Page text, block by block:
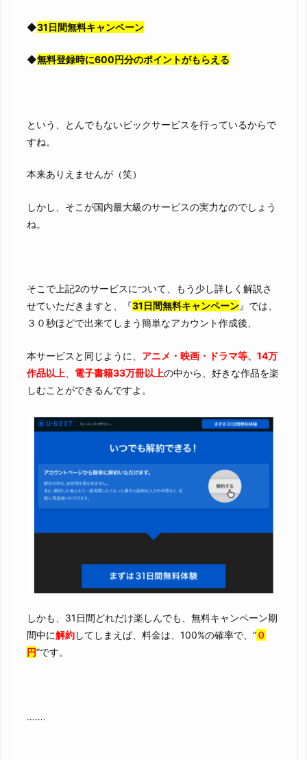
◆31日間無料キャンペーン
◆無料登録時に600円分のポイントがもらえる
という、とんでもないビックサービスを行っているからで
すね。
本来ありえませんが（笑）
しかし、そこが国内最大級のサービスの実力なのでしょう
ね。
そこで上記2のサービスについて、もう少し詳しく解説さ
せていただきますと、『31日間無料キャンペーン』では、
３０秒ほどで出来てしまう簡単なアカウント作成後、
本サービスと同じように、 アニメ・映画・ドラマ等、14万
作品以上
電子書籍33万冊以上の中から、好きな作品を楽
しむことができるんですよ。
しかも、31日間どれだけ楽しんでも、無料キャンペーン期
間中に解約してしまえば、料金は、100%の確率で、“０
円”です。
…….